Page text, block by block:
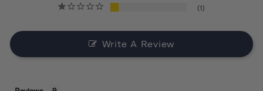
1
Write A Review